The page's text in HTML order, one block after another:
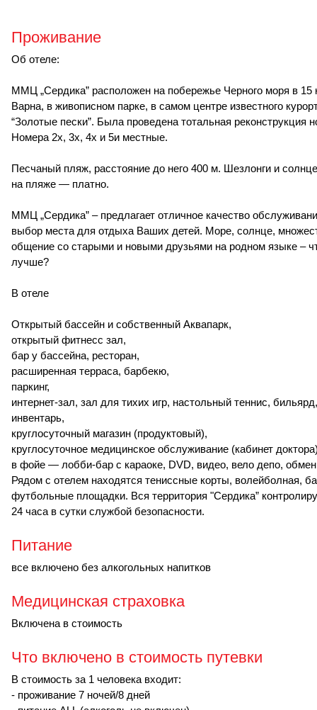
Проживание
Об отеле:
ММЦ „Сердика” расположен на побережье Черного моря в 15
Варна, в живописном парке, в самом центре известного
“Золотые пески”. Была проведена тотальная реконструкция
Номера 2х, 3х, 4х и 5и местные.
Песчаный пляж, расстояние до него 400 м. Шезлонги и
на пляже — платно.
ММЦ „Сердика” – предлагает отличное качество
выбор места для отдыха Ваших детей. Море, солнце,
общение со старыми и новыми друзьями на родном языке –
лучше?
В отеле
Открытый бассейн и собственный Аквапарк,
открытый фитнесс зал,
бар у бассейна, ресторан,
расширенная терраса, барбекю,
паркинг,
интернет-зал, зал для тихих игр, настольный теннис,
инвентарь,
круглосуточный магазин (продуктовый),
круглосуточное медицинское обслуживание (кабинет
в фойе — лобби-бар с караоке, DVD, видео, вело депо,
Рядом с отелем находятся тениссные корты, волейболная,
футбольные площадки. Вся территория "Сердика”
24 часа в сутки службой безопасности.
Питание
все включено без алкогольных напитков
Медицинская страховка
Включена в стоимость
Что включено в стоимость путевки
В стоимость за 1 человека входит:
- проживание 7 ночей/8 дней